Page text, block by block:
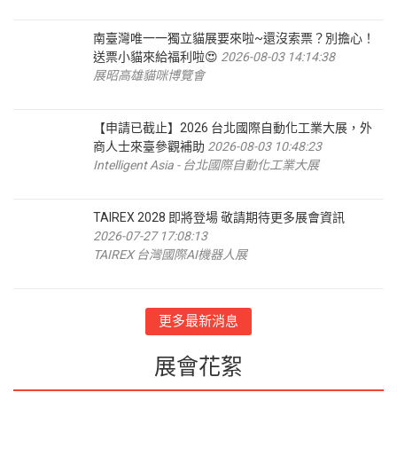
南臺灣唯一一獨立貓展要來啦~還沒索票？別擔心！
送票小貓來給福利啦😍 2026-08-03 14:14:38
展昭高雄貓咪博覽會
【申請已截止】2026 台北國際自動化工業大展，外
商人士來臺參觀補助 2026-08-03 10:48:23
Intelligent Asia - 台北國際自動化工業大展
TAIREX 2028 即將登場 敬請期待更多展會資訊
2026-07-27 17:08:13
TAIREX 台灣國際AI機器人展
更多最新消息
展會花絮